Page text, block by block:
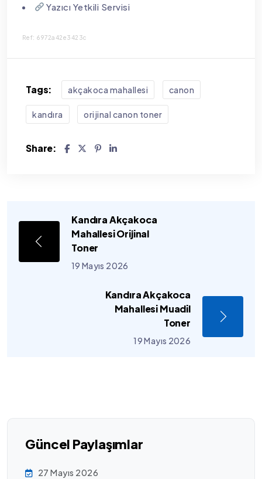
Yazıcı Yetkili Servisi
Ref: 6972a42e3423c
Tags: akçakoca mahallesi canon
kandıra orijinal canon toner
Share:
Kandıra Akçakoca
Mahallesi Orijinal
Toner
19 Mayıs 2026
Kandıra Akçakoca
Mahallesi Muadil
Toner
19 Mayıs 2026
Güncel Paylaşımlar
27 Mayıs 2026